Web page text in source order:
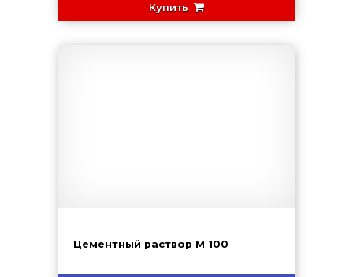
Купить
Цементный раствор М 100